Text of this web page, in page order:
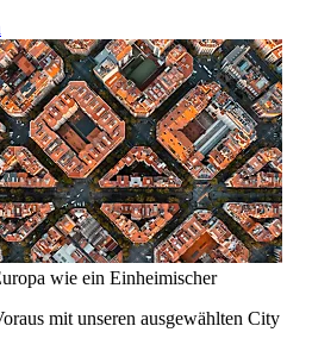
wie ein Einheimischer
mit unseren ausgewählten City